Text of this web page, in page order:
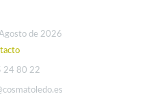
de 2026
24 80 22